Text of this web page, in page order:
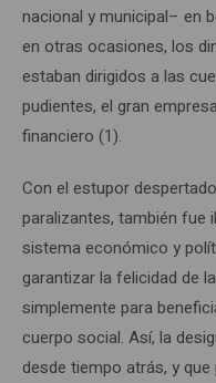
nacional y municipal– en
en otras ocasiones, los
estaban dirigidos a las
pudientes, el gran
financiero (1).
Con el estupor
paralizantes, también fue
sistema económico y
garantizar la felicidad de
simplemente para
cuerpo social. Así, la
desde tiempo atrás, y